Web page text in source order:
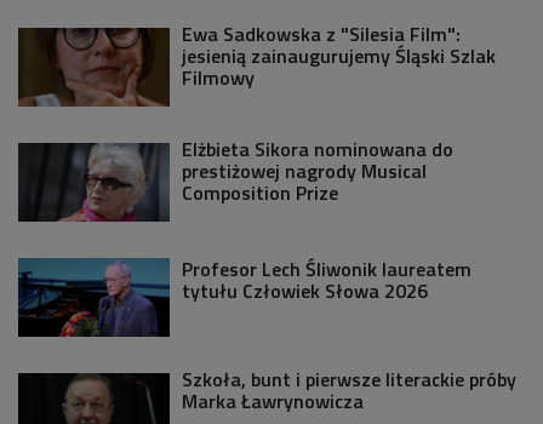
Ewa Sadkowska z "Silesia Film":
jesienią zainaugurujemy Śląski Szlak
Filmowy
Elżbieta Sikora nominowana do
prestiżowej nagrody Musical
Composition Prize
Profesor Lech Śliwonik laureatem
tytułu Człowiek Słowa 2026
Szkoła, bunt i pierwsze literackie próby
Marka Ławrynowicza